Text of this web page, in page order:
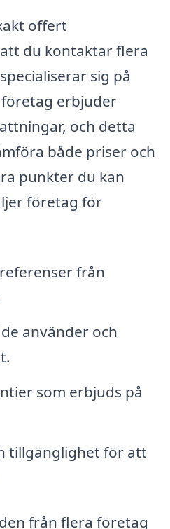
offert
du kontaktar flera
sig på
erbjuder
och detta
både priser och
punkter du kan
företag för
från
använder och
som erbjuds på
tillgänglighet för att
från flera företag